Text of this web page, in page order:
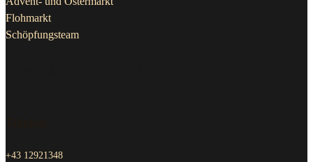
Flohmarkt
Schöpfungsteam
+43 12921348